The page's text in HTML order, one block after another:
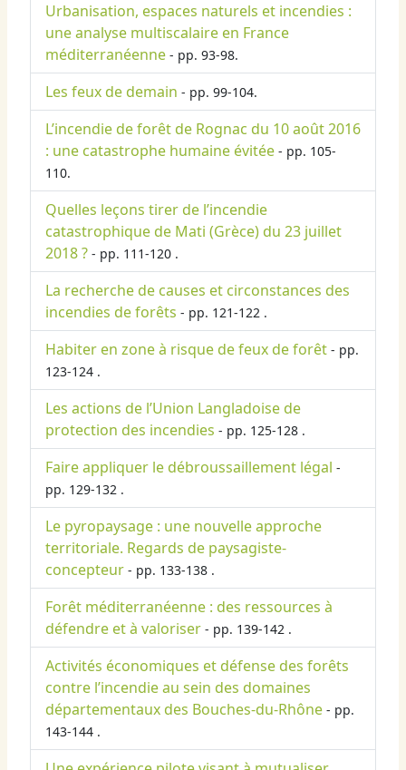
Urbanisation, espaces naturels et incendies :
une analyse multiscalaire en France
méditerranéenne - pp. 93-98.
Les feux de demain - pp. 99-104.
L’incendie de forêt de Rognac du 10 août 2016
: une catastrophe humaine évitée - pp. 105-
110.
Quelles leçons tirer de l’incendie
catastrophique de Mati (Grèce) du 23 juillet
2018 ? - pp. 111-120 .
La recherche de causes et circonstances des
incendies de forêts - pp. 121-122 .
Habiter en zone à risque de feux de forêt - pp.
123-124 .
Les actions de l’Union Langladoise de
protection des incendies - pp. 125-128 .
Faire appliquer le débroussaillement légal -
pp. 129-132 .
Le pyropaysage : une nouvelle approche
territoriale. Regards de paysagiste-
concepteur - pp. 133-138 .
Forêt méditerranéenne : des ressources à
défendre et à valoriser - pp. 139-142 .
Activités économiques et défense des forêts
contre l’incendie au sein des domaines
départementaux des Bouches-du-Rhône - pp.
143-144 .